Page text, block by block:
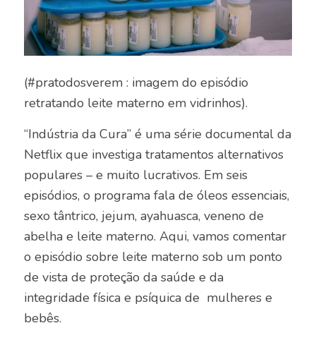
(#pratodosverem : imagem do episódio
retratando leite materno em vidrinhos).
“Indústria da Cura” é uma série documental da
Netflix que investiga tratamentos alternativos
populares – e muito lucrativos. Em seis
episódios, o programa fala de óleos essenciais,
sexo tântrico, jejum, ayahuasca, veneno de
abelha e leite materno. Aqui, vamos comentar
o episódio sobre leite materno sob um ponto
de vista de proteção da saúde e da
integridade física e psíquica de mulheres e
bebês.